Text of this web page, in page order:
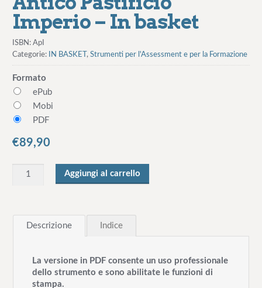
Imperio – In basket
ISBN: ApI
Categorie:
IN BASKET , Strumenti per l'Assessment e per la Formazione
Formato
ePub
Mobi
PDF
€89,90
Aggiungi al carrello
Descrizione Indice
La versione in PDF consente un uso professionale
dello strumento e sono abilitate le funzioni di
stampa.